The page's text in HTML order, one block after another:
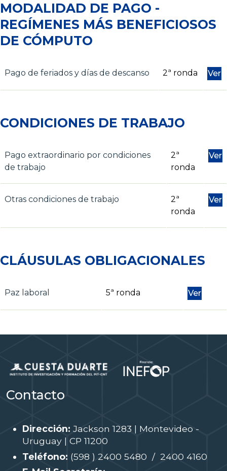
MODALIDAD DE PAGO -
REGÍMENES MÁS BENEFICIOSOS
DE CÓMPUTO
Pago de feriados y días de descanso 2ª ronda Ver
CONDICIONES DE TRABAJO
Pago extraordinario por condiciones
de trabajo
2ª
ronda
Ver
Otras condiciones de trabajo
2ª
ronda
Ver
CLÁUSULAS OBLIGACIONALES
Paz laboral 5ª ronda Ver
Contacto
Dirección: Jackson 1283 | Montevideo -
Uruguay | CP 11200
Teléfono: (598 ) 2400 5480 / 2400 4160